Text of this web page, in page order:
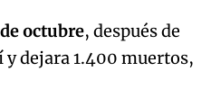
octubre, después de
dejara 1.400 muertos,